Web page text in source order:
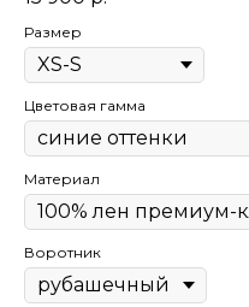
Размер
Цветовая гамма
Материал
Воротник